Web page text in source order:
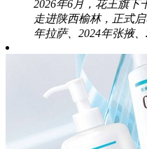
2026年6月，花王旗下
走进陕西榆林，正式
年拉萨、2024年张掖、